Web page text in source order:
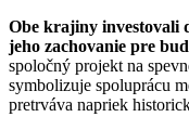
Obe krajiny investovali
jeho zachovanie pre
spoločný projekt na
symbolizuje spoluprácu
pretrváva napriek